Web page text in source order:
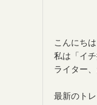
こんにちは
私は「イ
ライター
最新のト